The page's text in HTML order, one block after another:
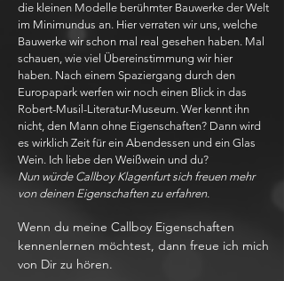
die kleinen Modelle berühmter Bauwerke der Welt
im Minimundus an. Hier verraten wir uns, welche
Bauwerke wir schon mal real gesehen haben. Mal
schauen, wie viel Übereinstimmung wir hier
haben. Nach einem Spaziergang durch den
Europapark werfen wir noch einen Blick in das
Robert-Musil-Literatur-Museum. Wer kennt ihn
nicht, den Mann ohne Eigenschaften? Dann wird
es wirklich Zeit für ein Abendessen und ein Glas
Wein. Ich liebe den Weißwein und du?
Nun würde Callboy Klagenfurt sich freuen mehr
von deinen Eigenschaften zu erfahren.
Wenn du meine Callboy Eigenschaften
kennenlernen möchtest, dann freue ich mich
von Dir zu hören.